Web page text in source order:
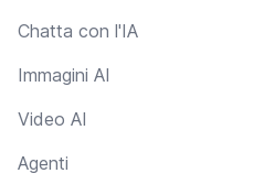
Chatta con l'IA
Immagini AI
Video AI
Agenti